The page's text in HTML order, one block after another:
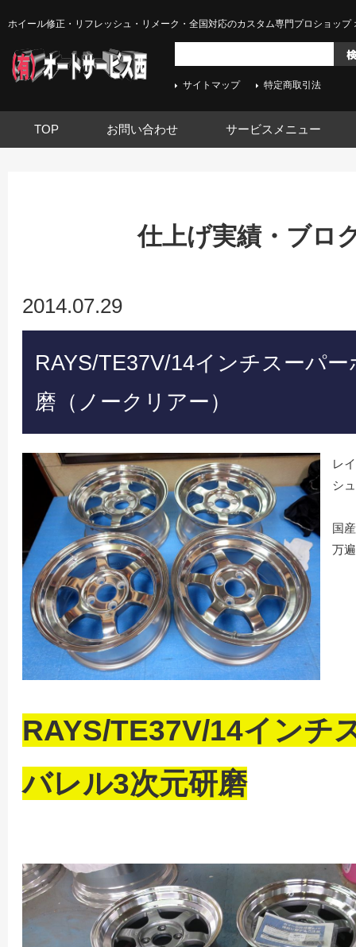
ホイール修正・リフレッシュ・リメーク・全国対応のカスタム専門プロショップ
サイトマップ 特定商取引法
TOP お問い合わせ サービスメニュー
仕上げ実績・ブロ
2014.07.29
RAYS/TE37V/14インチスーパ
磨（ノークリアー）
レ
シ
国
万
RAYS/TE37V/14インチ
バレル3次元研磨